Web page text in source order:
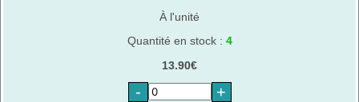
À l'unité
Quantité en stock : 4
13.90€
- +